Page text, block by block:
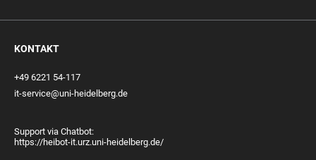
KONTAKT
+49 6221 54-117
it-service@uni-heidelberg.de
Support via Chatbot:
https://heibot-it.urz.uni-heidelberg.de/